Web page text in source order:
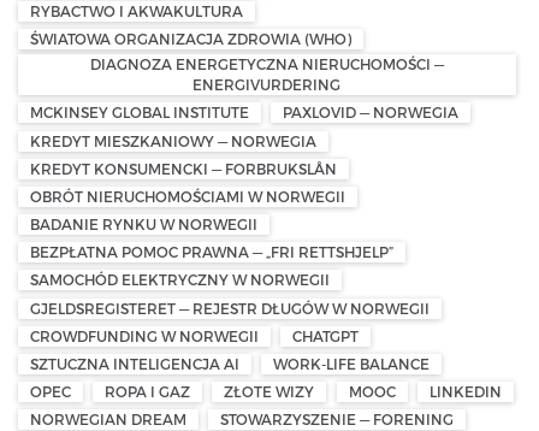
RYBACTWO I AKWAKULTURA
ŚWIATOWA ORGANIZACJA ZDROWIA (WHO)
DIAGNOZA ENERGETYCZNA NIERUCHOMOŚCI —
ENERGIVURDERING
MCKINSEY GLOBAL INSTITUTE
PAXLOVID — NORWEGIA
KREDYT MIESZKANIOWY — NORWEGIA
KREDYT KONSUMENCKI — FORBRUKSLÅN
OBRÓT NIERUCHOMOŚCIAMI W NORWEGII
BADANIE RYNKU W NORWEGII
BEZPŁATNA POMOC PRAWNA — „FRI RETTSHJELP”
SAMOCHÓD ELEKTRYCZNY W NORWEGII
GJELDSREGISTERET — REJESTR DŁUGÓW W NORWEGII
CROWDFUNDING W NORWEGII
CHATGPT
SZTUCZNA INTELIGENCJA AI
WORK-LIFE BALANCE
OPEC
ROPA I GAZ ZŁOTE WIZY MOOC
LINKEDIN
NORWEGIAN DREAM
STOWARZYSZENIE — FORENING